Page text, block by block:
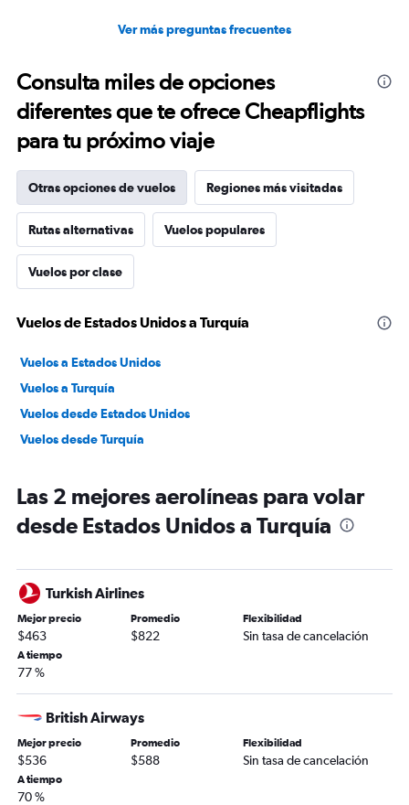
Ver más preguntas frecuentes
Consulta miles de opciones
diferentes que te ofrece Cheapflights
para tu próximo viaje
Otras opciones de vuelos Regiones más visitadas
Rutas alternativas Vuelos populares
Vuelos por clase
Vuelos de Estados Unidos a Turquía
Vuelos a Estados Unidos
Vuelos a Turquía
Vuelos desde Estados Unidos
Vuelos desde Turquía
Las 2 mejores aerolíneas para volar
desde Estados Unidos a Turquía
Turkish Airlines
Mejor precio
$463
Promedio
$822
Flexibilidad
Sin tasa de cancelación
A tiempo
77 %
British Airways
Mejor precio
$536
Promedio
$588
Flexibilidad
Sin tasa de cancelación
A tiempo
70 %